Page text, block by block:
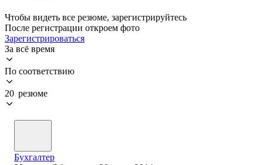
Чтобы видеть все резюме, зарегистрируйтесь
После регистрации откроем фото
Зарегистрироваться
За всё время
По соответствию
20 резюме
Бухгалтер